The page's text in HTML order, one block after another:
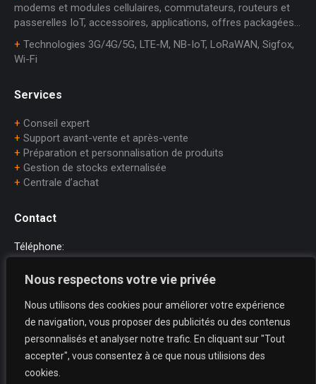
Nous respectons votre vie privée
Nous utilisons des cookies pour améliorer votre expérience
de navigation, vous proposer des publicités ou des contenus
personnalisés et analyser notre trafic. En cliquant sur "Tout
accepter", vous consentez à ce que nous utilisions des
cookies.
modems et modules cellulaires, commutateurs, routeurs et
passerelles IoT, accessoires, applications, offres packagées…
+ Technologies 3G/4G/5G, LTE-M, NB-IoT, LoRaWAN, Sigfox,
Wi-Fi
Services
+ Conseil expert
+ Support avant-vente et après-vente
+ Préparation et personnalisation de produits
+ Gestion de stocks externalisée
+ Centrale d’achat
Contact
Téléphone:
dataprint@dataprint.fr
Adresse:
69, avenue du Maréchal Juin
64200 BIARRITZ